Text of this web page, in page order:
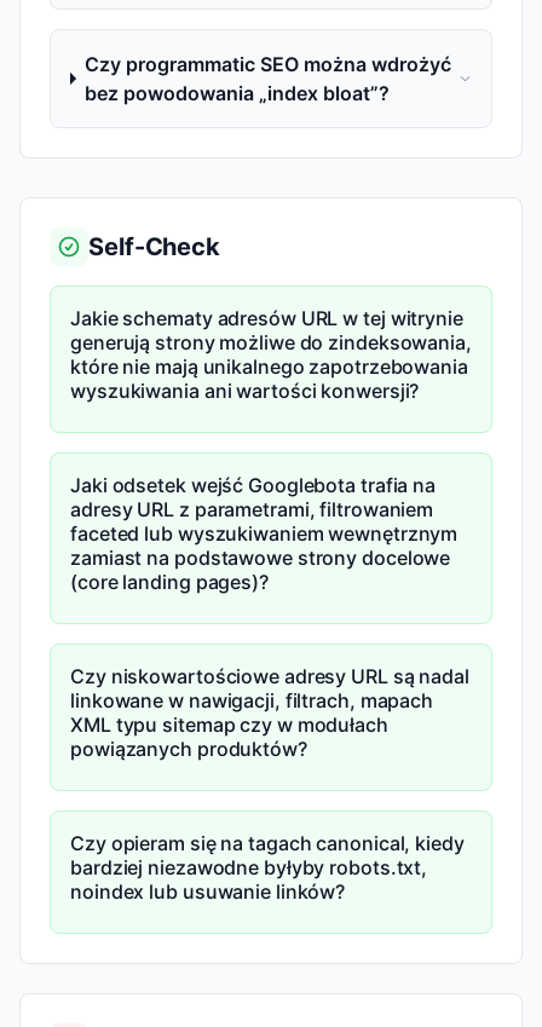
Czy programmatic SEO można wdrożyć
bez powodowania „index bloat”?
Self-Check
Jakie schematy adresów URL w tej witrynie
generują strony możliwe do zindeksowania,
które nie mają unikalnego zapotrzebowania
wyszukiwania ani wartości konwersji?
Jaki odsetek wejść Googlebota trafia na
adresy URL z parametrami, filtrowaniem
faceted lub wyszukiwaniem wewnętrznym
zamiast na podstawowe strony docelowe
(core landing pages)?
Czy niskowartościowe adresy URL są nadal
linkowane w nawigacji, filtrach, mapach
XML typu sitemap czy w modułach
powiązanych produktów?
Czy opieram się na tagach canonical, kiedy
bardziej niezawodne byłyby robots.txt,
noindex lub usuwanie linków?